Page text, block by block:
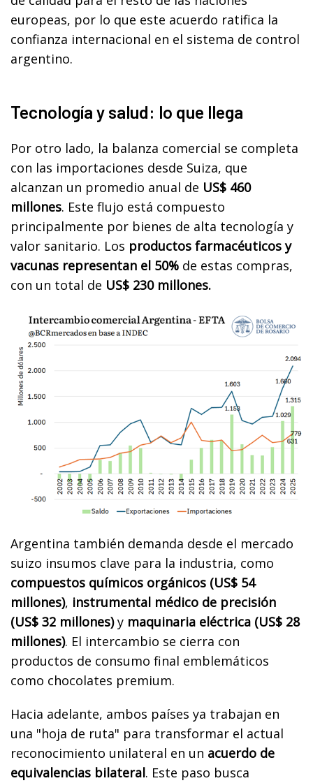
europeas, por lo que este acuerdo ratifica la
confianza internacional en el sistema de control
argentino.
Tecnología y salud: lo que llega
Por otro lado, la balanza comercial se completa
con las importaciones desde Suiza, que
alcanzan un promedio anual de US$ 460
millones. Este flujo está compuesto
principalmente por bienes de alta tecnología y
valor sanitario. Los productos farmacéuticos y
vacunas representan el 50% de estas compras,
con un total de US$ 230 millones.
Argentina también demanda desde el mercado
suizo insumos clave para la industria, como
compuestos químicos orgánicos (US$ 54
millones), instrumental médico de precisión
(US$ 32 millones)y maquinaria eléctrica (US$ 28
millones). El intercambio se cierra con
productos de consumo final emblemáticos
como chocolates premium.
Hacia adelante, ambos países ya trabajan en
una "hoja de ruta" para transformar el actual
reconocimiento unilateral en un acuerdo de
equivalencias bilateral. Este paso busca